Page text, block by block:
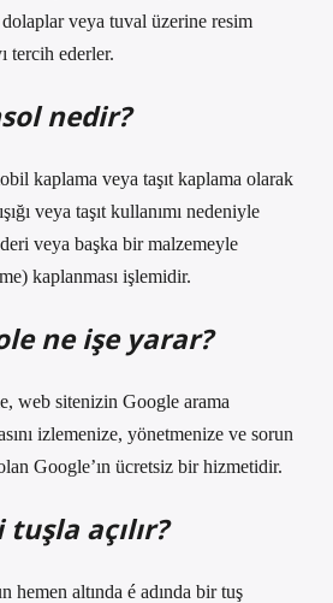
veya tuval üzerine resim
tercih ederler.
nedir?
kaplama veya taşıt kaplama olarak
veya taşıt kullanımı nedeniyle
veya başka bir malzemeyle
kaplanması işlemidir.
ne işe yarar?
web sitenizin Google arama
izlemenize, yönetmenize ve sorun
Google’ın ücretsiz bir hizmetidir.
açılır?
hemen altında é adında bir tuş